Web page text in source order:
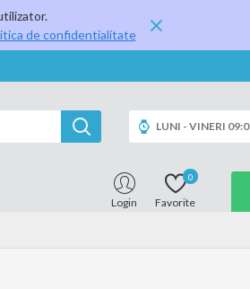
de confidentialitate
LUNI - VINERI
Login Favorite
0